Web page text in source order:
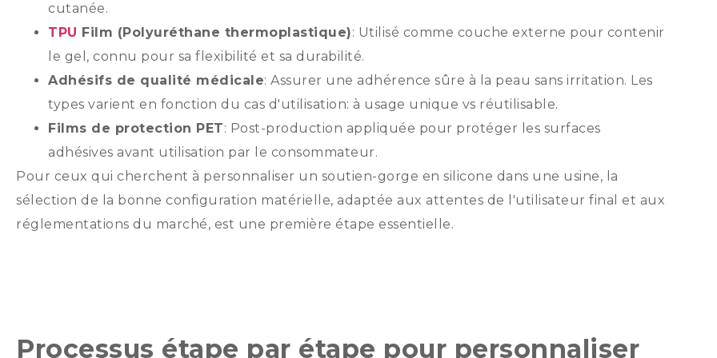
cutanée.
TPU Film (Polyuréthane thermoplastique): Utilisé comme couche externe pour contenir
le gel, connu pour sa flexibilité et sa durabilité.
Adhésifs de qualité médicale: Assurer une adhérence sûre à la peau sans irritation. Les
types varient en fonction du cas d'utilisation: à usage unique vs réutilisable.
Films de protection PET: Post-production appliquée pour protéger les surfaces
adhésives avant utilisation par le consommateur.
Pour ceux qui cherchent à personnaliser un soutien-gorge en silicone dans une usine, la
sélection de la bonne configuration matérielle, adaptée aux attentes de l'utilisateur final et aux
réglementations du marché, est une première étape essentielle.
Processus étape par étape pour personnaliser